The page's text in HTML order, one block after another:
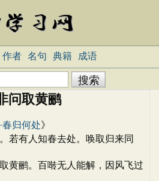
作者 名句 典籍 成语
问取黄鹂
春归何处》
若有人知春去处。唤取归来同
黄鹂。百啭无人能解，因风飞过